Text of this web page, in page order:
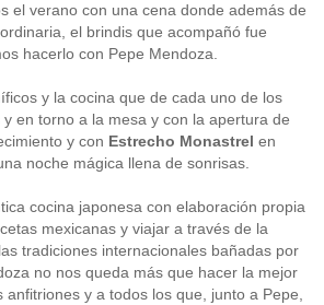
(1)
el verano con una cena donde además de
el brindis que acompañó fue
hacerlo con Pepe Mendoza.
y la cocina que de cada uno de los
en torno a la mesa y con la apertura de
y con Estrecho Monastrel en
noche mágica llena de sonrisas.
cocina japonesa con elaboración propia
mexicanas y viajar a través de la
tradiciones internacionales bañadas por
no nos queda más que hacer la mejor
anfitriones y a todos los que, junto a Pepe,